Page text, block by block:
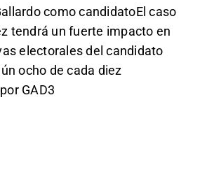
como candidatoEl caso
tendrá un fuerte impacto en
electorales del candidato
ocho de cada diez
GAD3